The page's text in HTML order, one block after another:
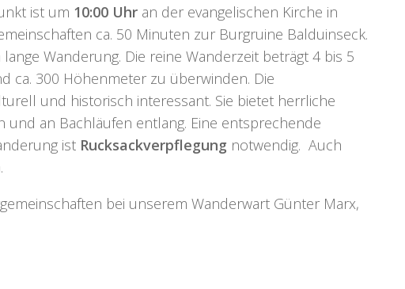
ist um 10:00 Uhr an der evangelischen Kirche in
ca. 50 Minuten zur Burgruine Balduinseck.
Wanderung. Die reine Wanderzeit beträgt 4 bis 5
ca. 300 Höhenmeter zu überwinden. Die
und historisch interessant. Sie bietet herrliche
an Bachläufen entlang. Eine entsprechende
ist Rucksackverpflegung notwendig. Auch
bei unserem Wanderwart Günter Marx,